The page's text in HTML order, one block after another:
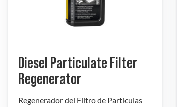
Diesel Particulate Filter
Regenerator
Regenerador del Filtro de Partículas